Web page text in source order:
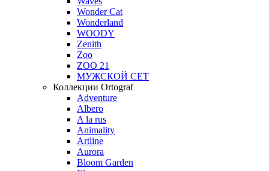
Wonder Cat
Wonderland
WOODY
Zenith
Zoo
ZOO 21
МУЖСКОЙ СЕТ
Коллекции Ortograf
Adventure
Albero
A la rus
Animality
Artline
Aurora
Bloom Garden